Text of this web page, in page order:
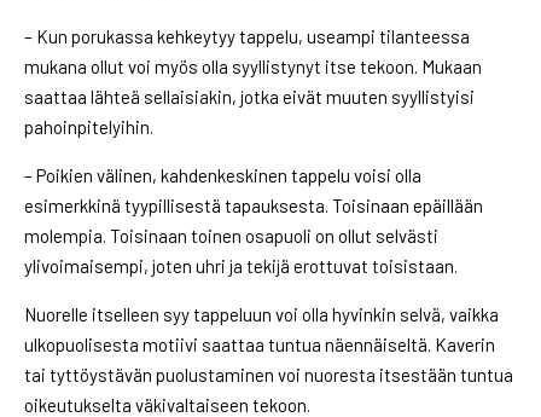
– Kun porukassa kehkeytyy tappelu, useampi tilanteessa
mukana ollut voi myös olla syyllistynyt itse tekoon. Mukaan
saattaa lähteä sellaisiakin, jotka eivät muuten syyllistyisi
pahoinpitelyihin.
– Poikien välinen, kahdenkeskinen tappelu voisi olla
esimerkkinä tyypillisestä tapauksesta. Toisinaan epäillään
molempia. Toisinaan toinen osapuoli on ollut selvästi
ylivoimaisempi, joten uhri ja tekijä erottuvat toisistaan.
Nuorelle itselleen syy tappeluun voi olla hyvinkin selvä, vaikka
ulkopuolisesta motiivi saattaa tuntua näennäiseltä. Kaverin
tai tyttöystävän puolustaminen voi nuoresta itsestään tuntua
oikeutukselta väkivaltaiseen tekoon.